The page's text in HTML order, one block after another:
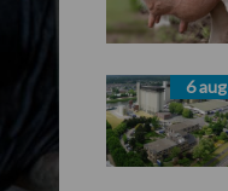
6 aug